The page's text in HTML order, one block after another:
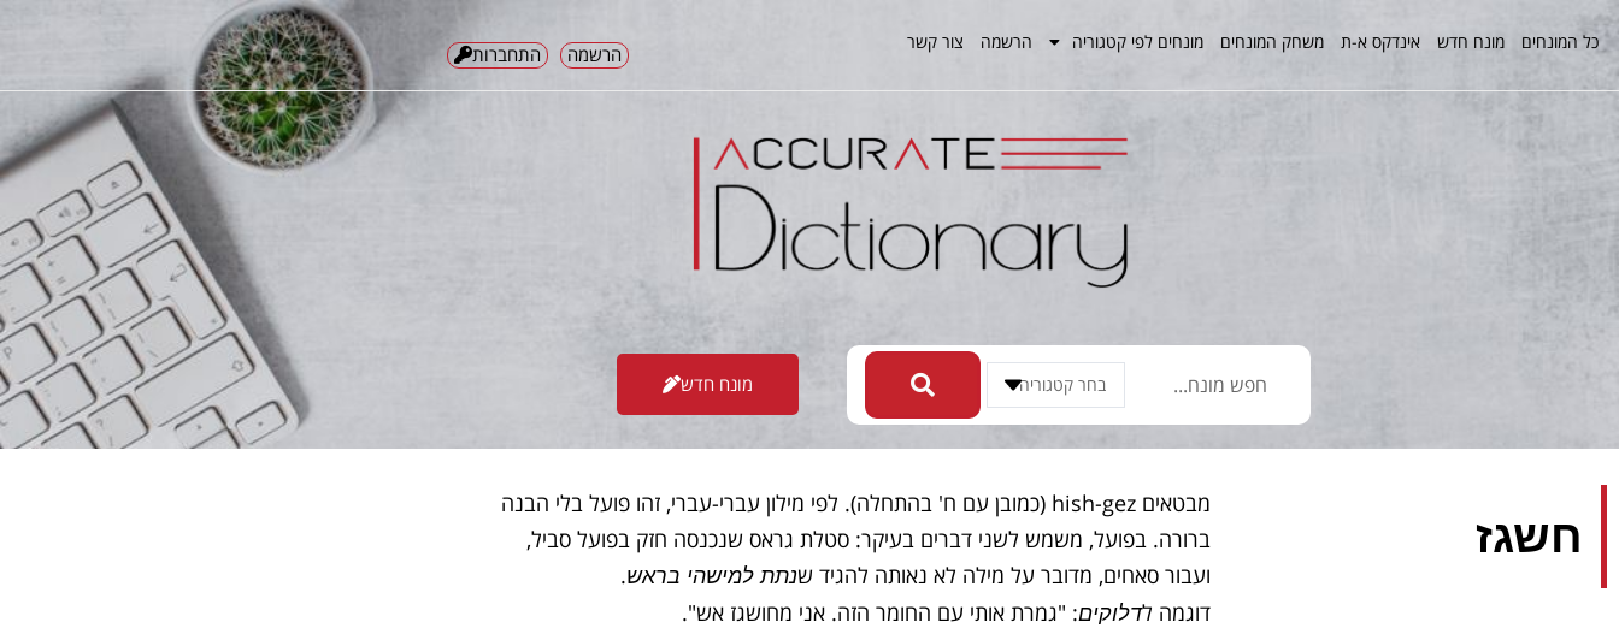
כל המונחים מונח חדש אינדקס א-ת משחק המונחים מונחים לפי קטגוריה הרשמה צור קשר
הרשמה התחברות
מונח חדש
חשגז
מבטאים hish-gez (כמובן עם ח' בהתחלה). לפי מילון עברי-עברי, זהו פועל בלי הבנה
ברורה. בפועל, משמש לשני דברים בעיקר: סטלת גראס שנכנסה חזק בפועל סביל,
ועבור סאחים, מדובר על מילה לא נאותה להגיד שנתת למישהי בראש.
דוגמה לדלוקים: "גמרת אותי עם החומר הזה. אני מחושגז אש".